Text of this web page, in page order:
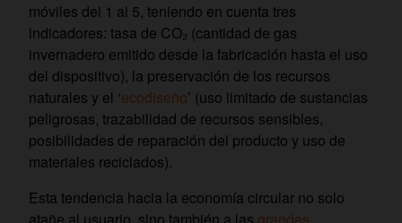
móviles del 1 al 5, teniendo en cuenta tres
indicadores: tasa de CO₂ (cantidad de gas
invernadero emitido desde la fabricación hasta el uso
del dispositivo), la preservación de los recursos
naturales y el ‘ecodiseño’ (uso limitado de sustancias
peligrosas, trazabilidad de recursos sensibles,
posibilidades de reparación del producto y uso de
materiales reciclados).
Esta tendencia hacia la economía circular no solo
atañe al usuario, sino también a las grandes